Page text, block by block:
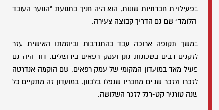
בפעילויות חברתיות שונות, הוא היה חניך בתנועת "הנוער העובד
והלומד" שם גם הדריך קבוצה צעירה.
במשך תקופה ארוכה עבד בהתנדבות וביוזמתו האישית עזר
לזקנים רבים בשכונות גונן ועמק רפאים בירושלים. דוד היה גם
פעיל מאד במועדון המקומי של עמק רפאים, שם הוקמה אנדרטה
לזכרו ולזכר שניים מחבריו שנפלו בלבנון. במועדון זה מתקיים כל
שנה טורניר קט-רגל לזכר השלושה.